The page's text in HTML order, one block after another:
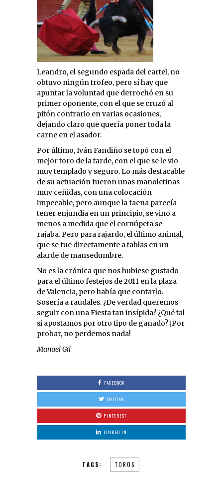
Leandro, el segundo espada del cartel, no
obtuvo ningún trofeo, pero sí hay que
apuntar la voluntad que derrochó en su
primer oponente, con el que se cruzó al
pitón contrario en varias ocasiones,
dejando claro que quería poner toda la
carne en el asador.
Por último, Iván Fandiño se topó con el
mejor toro de la tarde, con el que se le vio
muy templado y seguro. Lo más destacable
de su actuación fueron unas manoletinas
muy ceñidas, con una colocación
impecable, pero aunque la faena parecía
tener enjundia en un principio, se vino a
menos a medida que el cornúpeta se
rajaba. Pero para rajardo, el último animal,
que se fue directamente a tablas en un
alarde de mansedumbre.
No es la crónica que nos hubiese gustado
para el último festejos de 2011 en la plaza
de Valencia, pero había que contarlo.
Sosería a raudales. ¿De verdad queremos
seguir con una Fiesta tan insípida? ¿Qué tal
si apostamos por otro tipo de ganado? ¡Por
probar, no perdemos nada!
Manuel Gil
FACEBOOK
TWITTER
PINTEREST
LINKED IN
TAGS: TOROS